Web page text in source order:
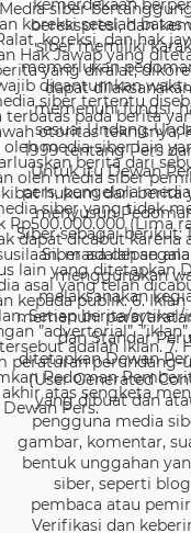
kemerdekaan
berekspresi, dan
siber memiliki
memerlukan
dapat
memenuhi fungsi,
sesuai Undang-
1999 tentang Pers
Untuk itu Dewan
pers, pengelola
menyusun
Siber sebagai berikut:
Siber adalah
menggunakan
melaksanakan
memenuhi
dan Standar
ditetapkan Dewan
(User Generated
yang dibuat dan
pengguna media
gambar, komentar,
bentuk unggahan
siber, seperti
pembaca atau
Verifikasi dan